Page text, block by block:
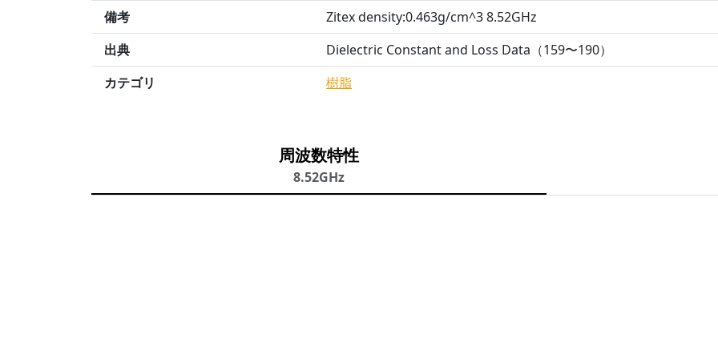
備考
Zitex density:0.463g/cm^3 8.52GHz
出典
Dielectric Constant and Loss Data（159〜190）
カテゴリ
樹脂
周波数特性
8.52GHz